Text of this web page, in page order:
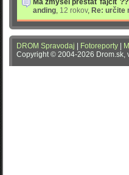
Ma zmysel prestať fajčiť
anding, 12 rokov, Re: určite
DROM Spravodaj Fotoreporty
Copyright © 2004-2026 Drom.sk,